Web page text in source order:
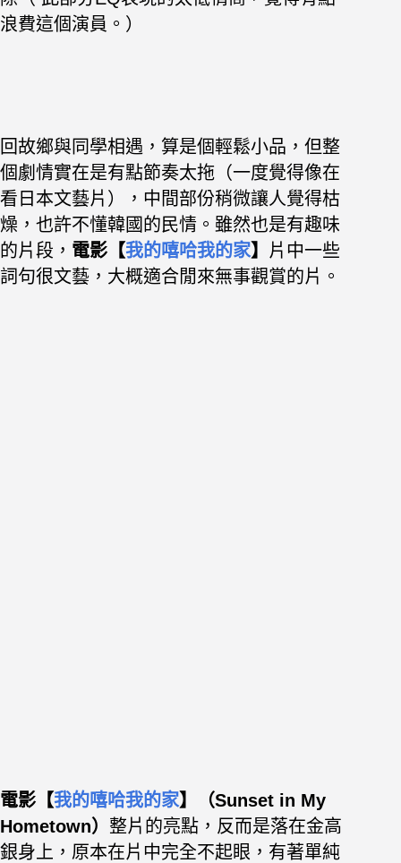
浪費這個演員。）
回故鄉與同學相遇，算是個輕鬆小品，但整
個劇情實在是有點節奏太拖（一度覺得像在
看日本文藝片）， 中間部份稍微讓人覺得枯
燥，也許不懂韓國的民情。 雖然也是有趣味
的片段， 電影【我的嘻哈我的家】 片中一些
詞句很文藝，大概適合閒來無事觀賞的片。
電影【我的嘻哈我的家】（Sunset in My
Hometown） 整片的亮點，反而是落在金高
銀身上，原本在片中完全不起眼， 有著單純